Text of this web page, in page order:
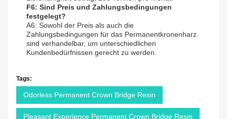
F6: Sind Preis und Zahlungsbedingungen
festgelegt?
A6: Sowohl der Preis als auch die
Zahlungsbedingungen für das Permanentkronenharz
sind verhandelbar, um unterschiedlichen
Kundenbedürfnissen gerecht zu werden.
Tags:
Odorless Permanent Crown Bridge Resin
Pleasant Experience Permanent Crown Bridge Resin